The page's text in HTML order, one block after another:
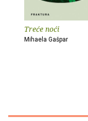
Treće noći
Mihaela Gašpar